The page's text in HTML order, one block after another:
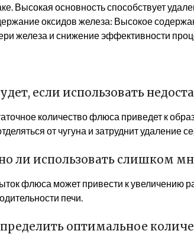
Высокая основность способствует
оксидов железа: Высокое
железа и снижение эффективности
если использовать
количество флюса приведет к
от чугуна и затруднит удаление
ли использовать слишком
флюса может привести к увеличению
печи.
оптимальное